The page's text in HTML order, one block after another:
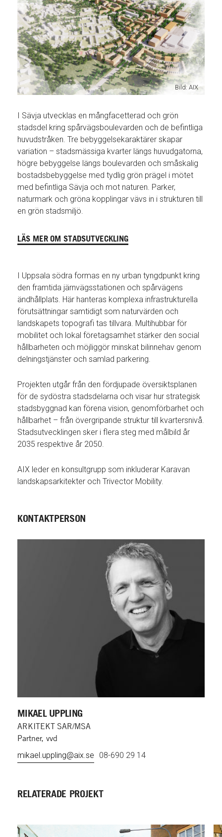
Bild: AIX
I Sävja utvecklas en mångfacetterad och grön
stadsdel kring spårvägsboulevarden och de befintliga
huvudstråken. Tre bebyggelsekaraktärer skapar
variation – stadsmässiga kvarter längs huvudgatorna,
högre bebyggelse längs boulevarden och småskalig
bostadsbebyggelse med tydlig grön prägel i mötet
med befintliga Sävja och mot naturen. Parker,
naturmark och gröna kopplingar vävs in i strukturen till
en grön stadsmiljö.
LÄS MER OM STADSUTVECKLING
I Uppsala södra formas en ny urban tyngdpunkt kring
den framtida järnvägsstationen och spårvägens
ändhållplats. Här hanteras komplexa infrastrukturella
förutsättningar samtidigt som naturvärden och
landskapets topografi tas tillvara. Multihubbar för
mobilitet och lokal företagsamhet stärker den social
hållbarheten och möjliggör minskat bilinnehav genom
delningstjänster och samlad parkering.
Projekten utgår från den fördjupade översiktsplanen
för de sydöstra stadsdelarna och visar hur strategisk
stadsbyggnad kan förena vision, genomförbarhet och
hållbarhet – från övergripande struktur till kvartersnivå.
Stadsutvecklingen sker i flera steg med målbild år
2035 respektive år 2050.
AIX leder en konsultgrupp som inkluderar Karavan
landskapsarkitekter och Trivector Mobility.
KONTAKTPERSON
MIKAEL UPPLING
ARKITEKT SAR/MSA
Partner, vvd
mikael.uppling@aix.se 08-690 29 14
RELATERADE PROJEKT